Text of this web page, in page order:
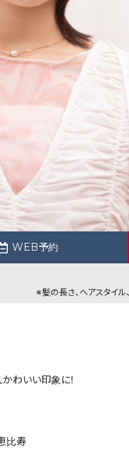
WEB予約
※髪の長さ、ヘアスタイル
比寿
わいい印象に！